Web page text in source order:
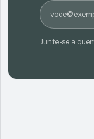
E-mail
Junte-se a